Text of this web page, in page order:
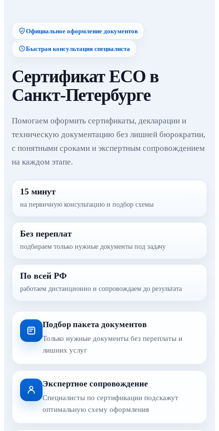
Официальное оформление документов
Быстрая консультация специалиста
Сертификат ECO в
Санкт-Петербурге
Помогаем оформить сертификаты, декларации и
техническую документацию без лишней бюрократии,
с понятными сроками и экспертным сопровождением
на каждом этапе.
15 минут
на первичную консультацию и подбор схемы
Без переплат
подбираем только нужные документы под задачу
По всей РФ
работаем дистанционно и сопровождаем до результата
Подбор пакета документов
Только нужные документы без переплаты и
лишних услуг
Экспертное сопровождение
Специалисты по сертификации подскажут
оптимальную схему оформления